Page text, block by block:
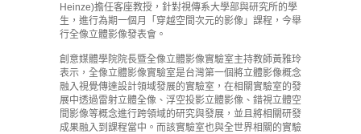
Heinze)擔任客座教授，針對視傳系大學部與研究所的學
生，進行為期一個月「穿越空間次元的影像」課程，今舉
行全像立體影像發表會。
創意媒體學院院長暨全像立體影像實驗室主持教師黃雅玲
表示，全像立體影像實驗室是台灣第一個將立體影像概念
融入視覺傳達設計領域發展的實驗室，在相關實驗室的發
展中透過雷射立體全像、浮空投影立體影像、錯視立體空
間影像等概念進行跨領域的研究與發展，並且將相關研發
成果融入到課程當中。而該實驗室也與全世界相關的實驗